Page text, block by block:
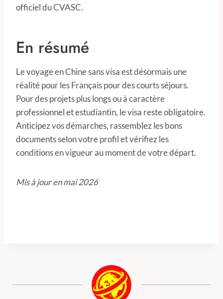
officiel du CVASC.
En résumé
Le voyage en Chine sans visa est désormais une
réalité pour les Français pour des courts séjours.
Pour des projets plus longs ou à caractère
professionnel et estudiantin, le visa reste obligatoire.
Anticipez vos démarches, rassemblez les bons
documents selon votre profil et vérifiez les
conditions en vigueur au moment de votre départ.
Mis à jour en mai 2026